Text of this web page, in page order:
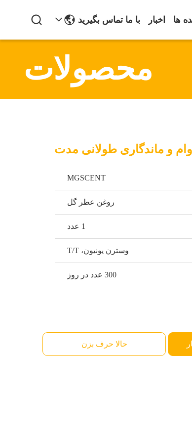
ها اخبار با ما تماس بگیرید
محصولات
و ماندگاری طولانی مدت
MGSCENT
روغن عطر گل
1 عدد
وسترن یونیون، T/T
300 عدد در روز
حالا حرف بزن